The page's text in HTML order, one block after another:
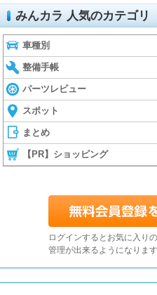
みんカラ 人気のカテゴリ
車種別
整備手帳
パーツレビュー
スポット
まとめ
【PR】ショッピング
ログインするとお気に入り
管理が出来るようになります